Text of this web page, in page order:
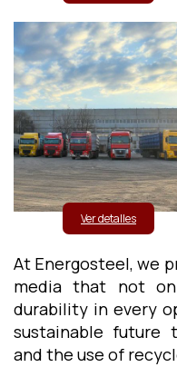
Ver detalles
At Energosteel, we
media that not
durability in every
sustainable future
and the use of